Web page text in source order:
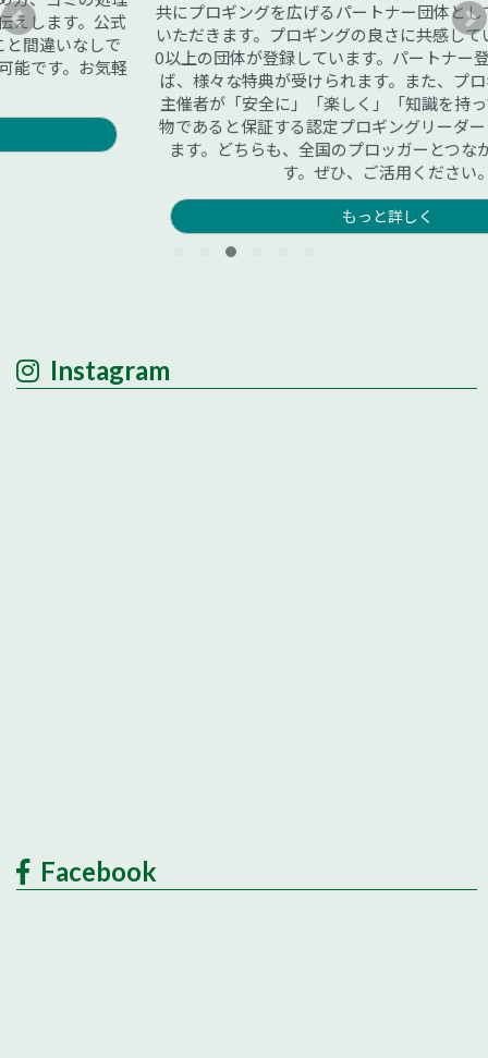
共にプロギングを広げるパートナー団体としてHPに掲載させて
いただきます。プロギングの良さに共感していただき、すでに6
0以上の団体が登録しています。パートナー登録していただけれ
ば、様々な特典が受けられます。また、プロギングイベントの
主催者が「安全に」「楽しく」「知識を持って」運営できる人
物であると保証する認定プロギングリーダーという資格もあり
ます。どちらも、全国のプロッガーとつながることもできま
す。ぜひ、ご活用ください。
Instagram
Facebook